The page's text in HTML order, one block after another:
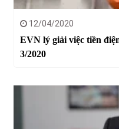
12/04/2020
EVN lý giải việc tiền
3/2020